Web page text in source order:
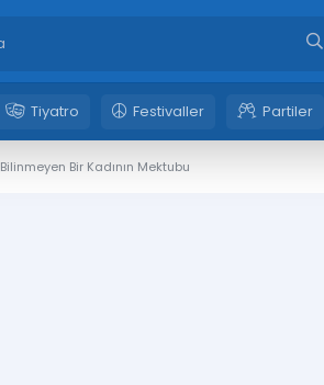
Tiyatro Festivaller Partiler
Bilinmeyen Bir Kadının Mektubu